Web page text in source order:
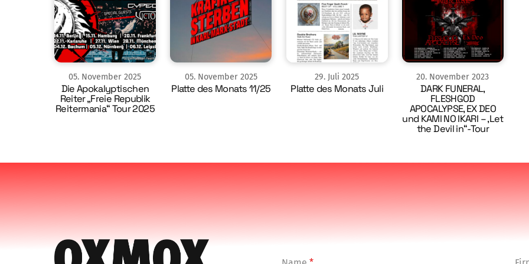
05. November 2025
Die Apokalyptischen
Reiter „Freie Republik
Reitermania“ Tour 2025
05. November 2025
Platte des Monats 11/25
29. Juli 2025
Platte des Monats Juli
20. November 2023
DARK FUNERAL,
FLESHGOD
APOCALYPSE, EX DEO
und KAMI NO IKARI – ‚Let
the Devil in“-Tour